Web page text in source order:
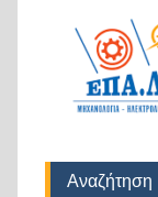
Αναζήτηση